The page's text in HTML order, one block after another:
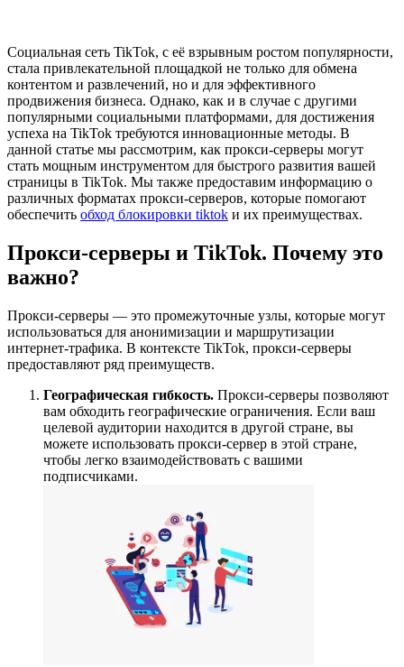
Социальная сеть TikTok, с её взрывным ростом популярности,
стала привлекательной площадкой не только для обмена
контентом и развлечений, но и для эффективного
продвижения бизнеса. Однако, как и в случае с другими
популярными социальными платформами, для достижения
успеха на TikTok требуются инновационные методы. В
данной статье мы рассмотрим, как прокси-серверы могут
стать мощным инструментом для быстрого развития вашей
страницы в TikTok. Мы также предоставим информацию о
различных форматах прокси-серверов, которые помогают
обеспечить обход блокировки tiktok и их преимуществах.
Прокси-серверы и TikTok. Почему это
важно?
Прокси-серверы — это промежуточные узлы, которые могут
использоваться для анонимизации и маршрутизации
интернет-трафика. В контексте TikTok, прокси-серверы
предоставляют ряд преимуществ.
Географическая гибкость. Прокси-серверы позволяют
вам обходить географические ограничения. Если ваш
целевой аудитории находится в другой стране, вы
можете использовать прокси-сервер в этой стране,
чтобы легко взаимодействовать с вашими
подписчиками.